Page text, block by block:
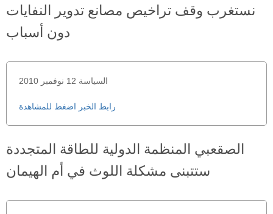
نستغرب وقف تراخيص مصانع تدوير النفايات
دون أسباب
السياسة 12 نوفمبر 2010
رابط الخبر اضغط للمشاهدة
الصقعبي المنظمة الدولية للطاقة المتجددة
ستتبنى مشكلة اللوث في أم الهيمان